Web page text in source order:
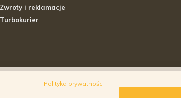
Zwroty i reklamacje
Turbokurier
Polityka prywatności